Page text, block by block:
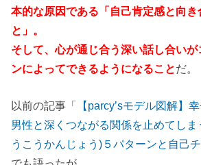
本的な原因である「自己肯定感と向き
と」。
そして、心が通じ合う深い話し合いが
ンによってできるようになることだ。
以前の記事「 【parcy’sモデル図解】
男性と深くつながる関係を止めてし
うこうかんじょう)５パターンと自己